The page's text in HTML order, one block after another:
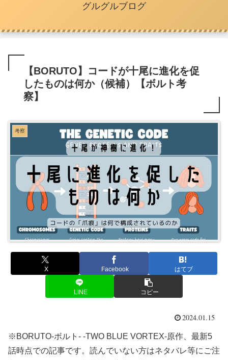
グルグルブログ
【BORUTO】コードが十尾に進化を促
したものは何か（候補）【ボルト考
察】
考察
X Facebook はてブ
LINE コピー
2024.01.15
※BORUTO-ボルト- -TWO BLUE VORTEX-原作、最新5
話時点での記事です。読んでいない方はネタバレ等にご注